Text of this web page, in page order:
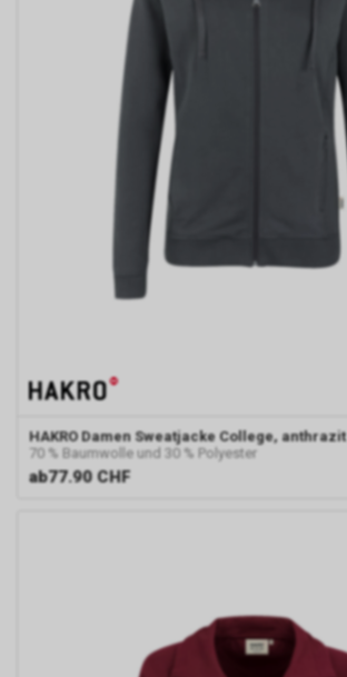
HAKRO Damen Sweatjacke College, anthrazit
70 % Baumwolle und 30 % Polyester
ab77.90 CHF